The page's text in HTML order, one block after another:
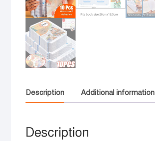
Description Additional information
Description